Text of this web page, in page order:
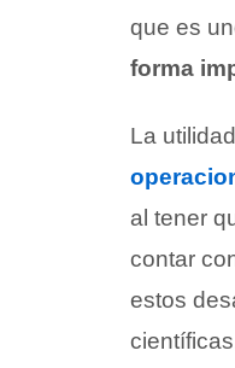
que es
forma
La
al tener
contar
estos